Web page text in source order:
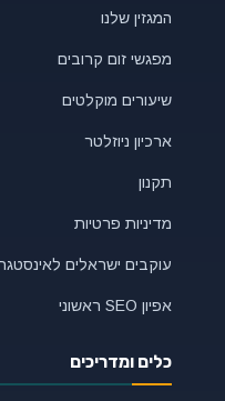
המגזין שלנו
מפגשי זום קרובים
שיעורים מוקלטים
ארכיון ניוזלטר
תקנון
מדיניות פרטיות
עוקבים ישראלים
אפיון SEO ראשוני
כלים ומדריכים